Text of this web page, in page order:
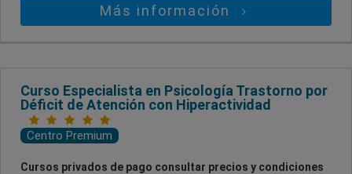
Más información
Curso Especialista en Psicología Trastorno por
Déficit de Atención con Hiperactividad
Centro Premium
Cursos privados de pago consultar precios y condiciones